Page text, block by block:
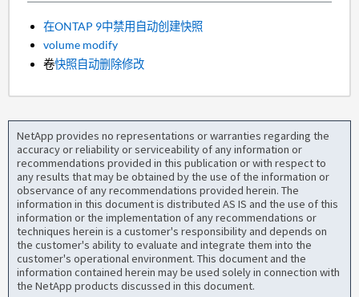
在ONTAP 9中禁用自动创建快照
volume modify
卷快照自动删除修改
NetApp provides no representations or warranties regarding the
accuracy or reliability or serviceability of any information or
recommendations provided in this publication or with respect to
any results that may be obtained by the use of the information or
observance of any recommendations provided herein. The
information in this document is distributed AS IS and the use of this
information or the implementation of any recommendations or
techniques herein is a customer's responsibility and depends on
the customer's ability to evaluate and integrate them into the
customer's operational environment. This document and the
information contained herein may be used solely in connection with
the NetApp products discussed in this document.